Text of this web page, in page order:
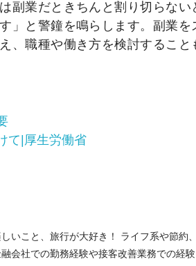
副業だときちんと割り切らない
」と警鐘を鳴らします。副業を
、職種や働き方を検討すること
て|厚生労働省
いこと、旅行が大好き！ ライフ系や節約
会社での勤務経験や接客改善業務での経